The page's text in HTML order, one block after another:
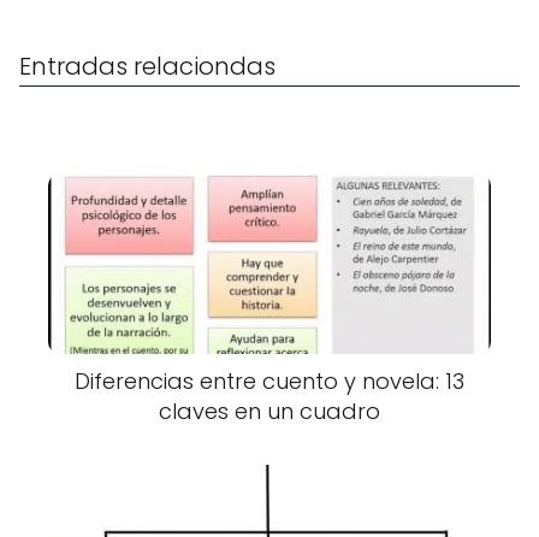
Entradas relaciondas
Diferencias entre cuento y novela: 13
claves en un cuadro